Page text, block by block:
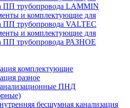
ПП трубопровода LAMMIN
и комплектующие для
ПП трубопровода VALTEC
и комплектующие для
ПП трубопровода РАЗНОЕ
комплектующие
разное
ПНД
бесшумная канализация